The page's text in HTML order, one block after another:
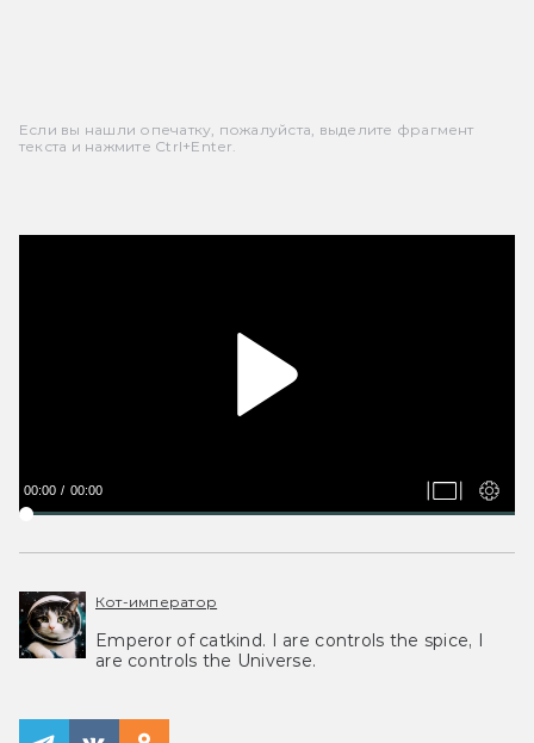
Если вы нашли опечатку, пожалуйста, выделите фрагмент
текста и нажмите Ctrl+Enter.
00:00 00:00
Кот-император
Emperor of catkind. I are controls the spice, I
are controls the Universe.